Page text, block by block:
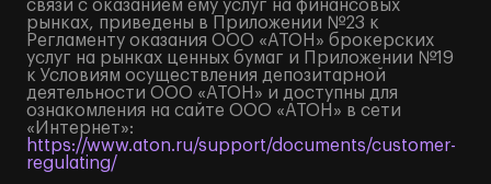
связи с оказанием ему услуг на финансовых
рынках, приведены в Приложении №23 к
Регламенту оказания ООО «АТОН» брокерских
услуг на рынках ценных бумаг и Приложении №19
к Условиям осуществления депозитарной
деятельности ООО «АТОН» и доступны для
ознакомления на сайте ООО «АТОН» в сети
«Интернет»:
https://www.aton.ru/support/documents/customer-
regulating/